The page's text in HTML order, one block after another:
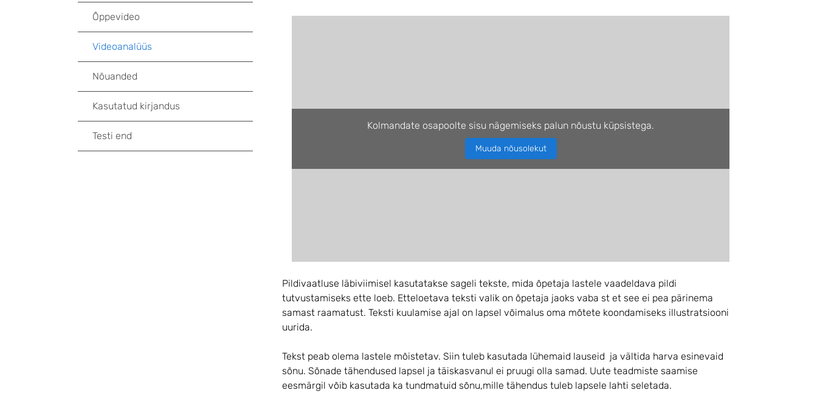
Kolmandate osapoolte sisu nägemiseks palun nõustu küpsistega.
Muuda nõusolekut
Pildivaatluse läbiviimisel kasutatakse sageli tekste, mida õpetaja lastele vaadeldava pildi
tutvustamiseks ette loeb. Etteloetava teksti valik on õpetaja jaoks vaba st et see ei pea pärinema
samast raamatust. Teksti kuulamise ajal on lapsel võimalus oma mõtete koondamiseks illustratsiooni
uurida.
Tekst peab olema lastele mõistetav. Siin tuleb kasutada lühemaid lauseid ja vältida harva esinevaid
sõnu. Sõnade tähendused lapsel ja täiskasvanul ei pruugi olla samad. Uute teadmiste saamise
eesmärgil võib kasutada ka tundmatuid sõnu,mille tähendus tuleb lapsele lahti seletada.
Õppevideo
Videoanalüüs
Nõuanded
Kasutatud kirjandus
Testi end